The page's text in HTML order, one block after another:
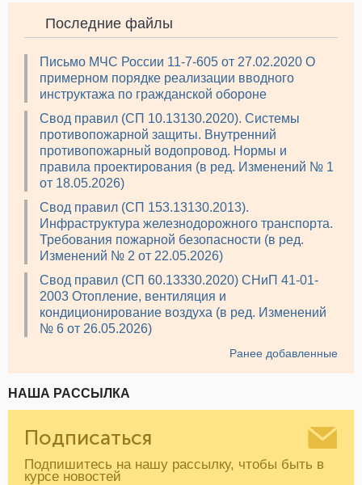
Последние файлы
Письмо МЧС России 11-7-605 от 27.02.2020 О
примерном порядке реализации вводного
инструктажа по гражданской обороне
Свод правил (СП 10.13130.2020). Системы
противопожарной защиты. Внутренний
противопожарный водопровод. Нормы и
правила проектирования (в ред. Изменений № 1
от 18.05.2026)
Свод правил (СП 153.13130.2013).
Инфраструктура железнодорожного транспорта.
Требования пожарной безопасности (в ред.
Изменений № 2 от 22.05.2026)
Свод правил (СП 60.13330.2020) СНиП 41-01-
2003 Отопление, вентиляция и
кондиционирование воздуха (в ред. Изменений
№ 6 от 26.05.2026)
Ранее добавленные
НАША РАССЫЛКА
Подписаться
Подпишитесь на нашу рассылку, чтобы быть в
курсе новостей